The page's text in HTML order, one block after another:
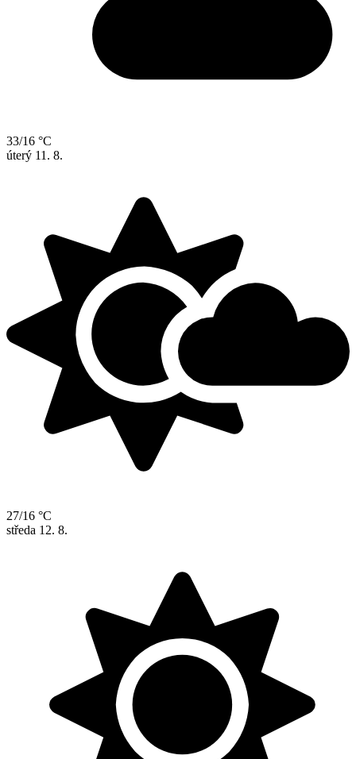
33/16 °C
úterý 11. 8.
27/16 °C
středa 12. 8.